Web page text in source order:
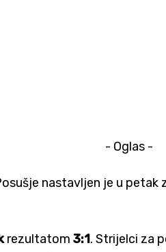
- Oglas -
nastavljen je u
rezultatom 3:1. Strijelci za